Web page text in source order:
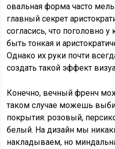
овальная форма часто
главный секрет
согласись, что поголовно
быть тонкая и
Однако их руки почти
создать такой эффект
Конечно, вечный френч
таком случае можешь
покрытия: розовый,
белый. На дизайн мы
накладываем, но